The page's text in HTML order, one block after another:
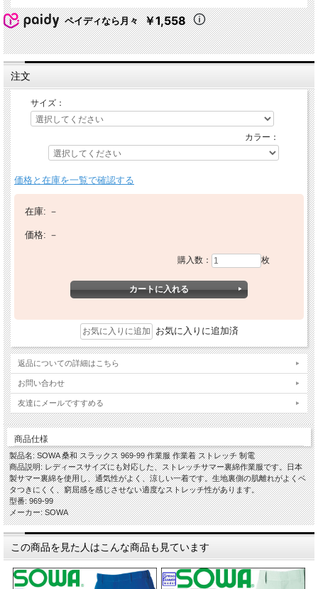
ペイディなら月々 ￥1,558
注文
サイズ：
カラー：
価格と在庫を一覧で確認する
在庫: －
価格: －
購入数： 枚
お気に入りに追加済
返品についての詳細はこちら
お問い合わせ
友達にメールですすめる
商品仕様
製品名: SOWA 桑和 スラックス 969-99 作業服 作業着 ストレッチ 制電
商品説明: レディースサイズにも対応した、ストレッチサマー裏綿作業服です。日本
製サマー裏綿を使用し、通気性がよく、涼しい一着です。生地裏側の肌離れがよくベ
タつきにくく、窮屈感を感じさせない適度なストレッチ性があります。
型番: 969-99
メーカー: SOWA
この商品を見た人はこんな商品も見ています